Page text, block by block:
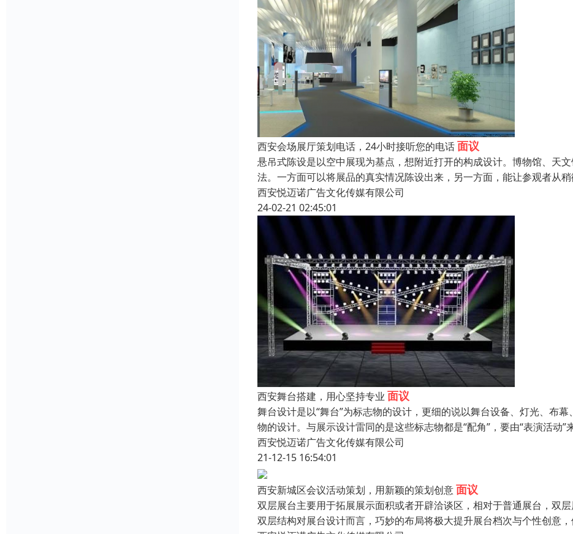
西安会场展厅策划电话，24小时接听您的电话面议
悬吊式陈设是以空中展现为基点，想附近打开的构成设计。博物馆、天
法。一方面可以将展品的真实情况陈设出来，另一方面，能让参观者从
西安悦迈诺广告文化传媒有限公司
24-02-21 02:45:01
西安舞台搭建，用心坚持专业 面议
舞台设计是以“舞台”为标志物的设计，更细的说以舞台设备、灯光、布
物的设计。与展示设计雷同的是这些标志物都是“配角”，要由“表演活动
西安悦迈诺广告文化传媒有限公司
21-12-15 16:54:01
西安新城区会议活动策划，用新颖的策划创意面议
双层展台主要用于拓展展示面积或者开辟洽谈区，相对于普通展台，双
双层结构对展台设计而言，巧妙的布局将极大提升展台档次与个性创意